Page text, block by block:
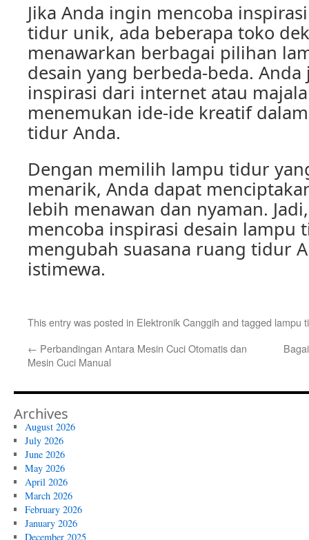
Jika Anda ingin mencoba
tidur unik, ada beberapa toko
menawarkan berbagai pilihan
desain yang berbeda-beda.
inspirasi dari internet atau
menemukan ide-ide kreatif
tidur Anda.
Dengan memilih lampu tidur
menarik, Anda dapat
lebih menawan dan nyaman.
mencoba inspirasi desain
mengubah suasana ruang tidur
istimewa.
This entry was posted in Elektronik Canggih and tagged lampu
← Perbandingan Antara Mesin Cuci Otomatis dan
Mesin Cuci Manual
Archives
August 2026
July 2026
June 2026
May 2026
April 2026
March 2026
February 2026
January 2026
December 2025